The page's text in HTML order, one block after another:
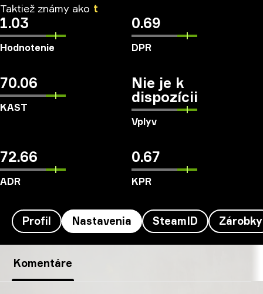
Taktiež známy ako t
1.03
Hodnotenie
0.69
DPR
70.06
KAST
Nie je k
dispozícii
Vplyv
72.66
ADR
0.67
KPR
Profil Nastavenia SteamID Zárobky
Komentáre